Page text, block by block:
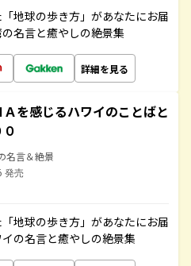
地球の歩き方」があなたにお届
名言と癒やしの絶景集
詳細を見る
Ａを感じるハワイのことばと
名言＆絶景
発売
地球の歩き方」があなたにお届
の名言と癒やしの絶景集